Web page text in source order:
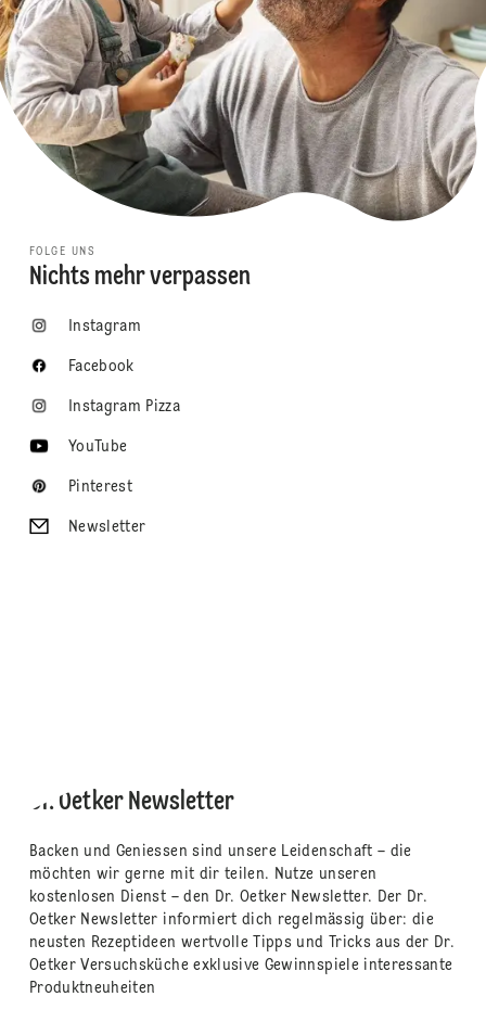
FOLGE UNS
Nichts mehr verpassen
Instagram
Facebook
Instagram Pizza
YouTube
Pinterest
Newsletter
Dr. Oetker Newsletter
Backen und Geniessen sind unsere Leidenschaft – die
möchten wir gerne mit dir teilen. Nutze unseren
kostenlosen Dienst – den Dr. Oetker Newsletter. Der Dr.
Oetker Newsletter informiert dich regelmässig über: die
neusten Rezeptideen wertvolle Tipps und Tricks aus der Dr.
Oetker Versuchsküche exklusive Gewinnspiele interessante
Produktneuheiten